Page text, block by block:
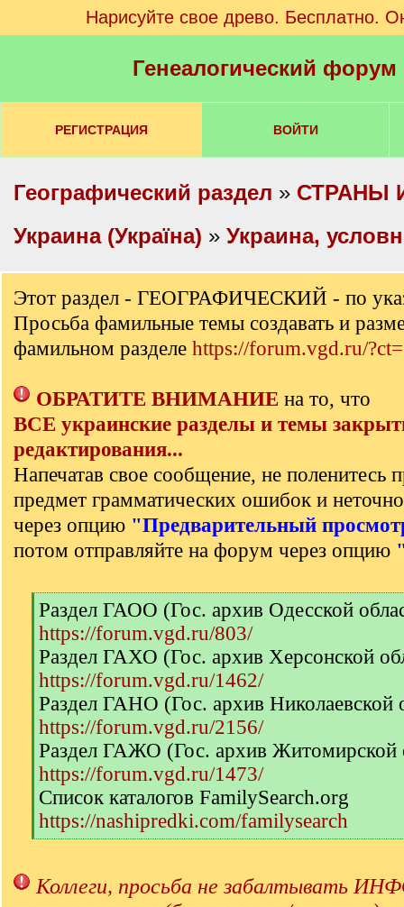
Нарисуйте свое древо. Бесплатно.
Генеалогический
РЕГИСТРАЦИЯ ВОЙТИ
Географический раздел » СТРАНЫ
Украина (Україна) » Украина,
Этот раздел - ГЕОГРАФИЧЕСКИЙ - по
Просьба фамильные темы создавать и
фамильном разделе https://forum.vgd.ru/
ОБРАТИТЕ ВНИМАНИЕ на то, что
ВСЕ украинские разделы и темы
редактирования...
Напечатав свое сообщение, не поленитесь
предмет грамматических ошибок и
через опцию "Предварительный
потом отправляйте на форум через опцию
[
q
]
Раздел ГАОО (Гос. архив Одесской
https://forum.vgd.ru/803/
Раздел ГАХО (Гос. архив Херсонской
https://forum.vgd.ru/1462/
Раздел ГАНО (Гос. архив Николаевской
https://forum.vgd.ru/2156/
Раздел ГАЖО (Гос. архив Житомирской
https://forum.vgd.ru/1473/
Список каталогов FamilySearch.org
https://nashipredki.com/familysearch
[
]
Коллеги, просьба не забалтывать